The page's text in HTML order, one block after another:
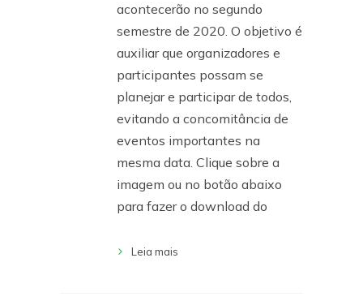
acontecerão no segundo
semestre de 2020. O objetivo é
auxiliar que organizadores e
participantes possam se
planejar e participar de todos,
evitando a concomitância de
eventos importantes na
mesma data. Clique sobre a
imagem ou no botão abaixo
para fazer o download do
Leia mais